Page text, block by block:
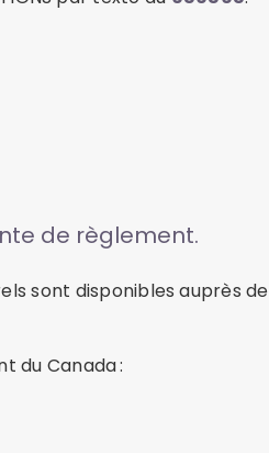
de règlement.
sont disponibles auprès de
du Canada :